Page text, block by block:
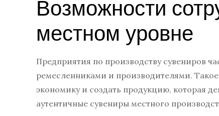
Возможности
местном уровне
Предприятия по производству сувениров
ремесленниками и производителями.
экономику и создать продукцию, которая
аутентичные сувениры местного